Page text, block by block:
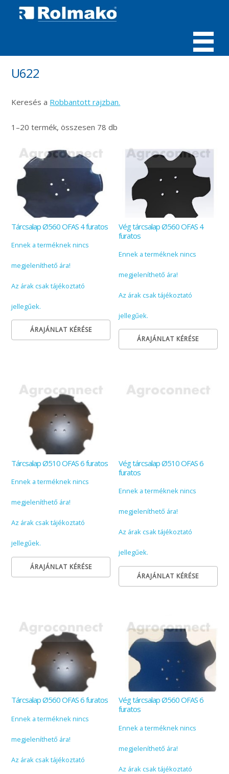
MENÜ
U622
Keresés a Robbantott rajzban.
1–20 termék, összesen 78 db
Tárcsalap Ø560 OFAS 4 furatos
Ennek a terméknek nincs
megjeleníthető ára!
Az árak csak tájékoztató
jellegűek.
ÁRAJÁNLAT KÉRÉSE
Vég tárcsalap Ø560 OFAS 4
furatos
Ennek a terméknek nincs
megjeleníthető ára!
Az árak csak tájékoztató
jellegűek.
ÁRAJÁNLAT KÉRÉSE
Tárcsalap Ø510 OFAS 6 furatos
Ennek a terméknek nincs
megjeleníthető ára!
Az árak csak tájékoztató
jellegűek.
ÁRAJÁNLAT KÉRÉSE
Vég tárcsalap Ø510 OFAS 6
furatos
Ennek a terméknek nincs
megjeleníthető ára!
Az árak csak tájékoztató
jellegűek.
ÁRAJÁNLAT KÉRÉSE
Tárcsalap Ø560 OFAS 6 furatos
Ennek a terméknek nincs
megjeleníthető ára!
Az árak csak tájékoztató
Vég tárcsalap Ø560 OFAS 6
furatos
Ennek a terméknek nincs
megjeleníthető ára!
Az árak csak tájékoztató